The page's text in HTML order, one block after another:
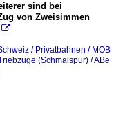
sind bei
von Zweisimmen

/ Privatbahnen / MOB
(Schmalspur) / ABe